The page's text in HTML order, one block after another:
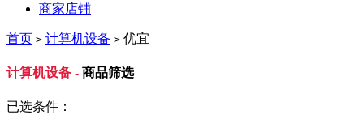
商家店铺
首页 > 计算机设备 > 优宜
计算机设备 - 商品筛选
已选条件：